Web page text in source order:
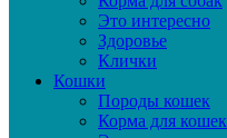
Это интересно
Здоровье
Клички
Кошки
Породы кошек
Корма для кошек